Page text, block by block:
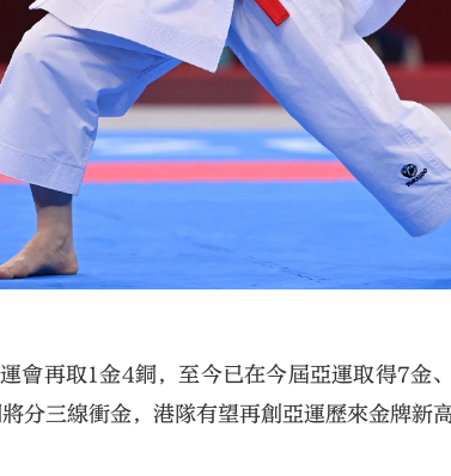
會再取1金4銅，至今已在今屆亞運取得7金
分三線衝金，港隊有望再創亞運歷來金牌新高